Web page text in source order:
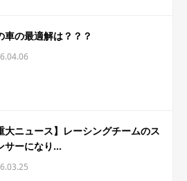
車の最適解は？？？
大ニュース】レーシングチームのス
サーになり...